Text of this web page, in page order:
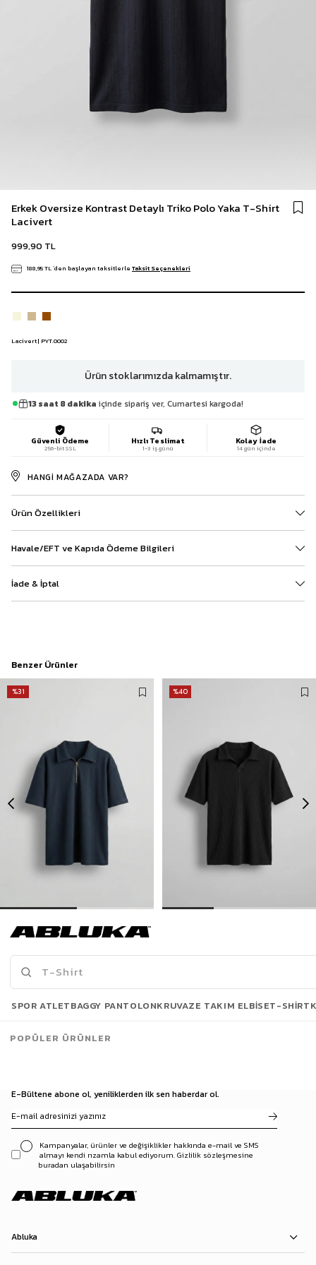
Erkek Oversize Kontrast Detaylı Triko Polo Yaka T-Shirt
Lacivert
999,90 TL
188,95 TL`den başlayan taksitlerle Taksit Seçenekleri
Lacivert | PYT.0002
Ürün stoklarımızda kalmamıştır.
13 saat 8 dakika içinde sipariş ver, Cumartesi kargoda!
Güvenli Ödeme
256-bit SSL
Hızlı Teslimat
1-3 iş günü
Kolay İade
14 gün içinde
HANGI MAĞAZADA VAR?
Ürün Özellikleri
Havale/EFT ve Kapıda Ödeme Bilgileri
İade & İptal
Benzer Ürünler
%31
449,90 TL
649,90 TL
%40
Son Bakılanlar
E-Bültene abone ol, yeniliklerden ilk sen haberdar ol.
Kampanyalar, ürünler ve değişiklikler hakkında e-mail ve SMS
almayı kendi rızamla kabul ediyorum. Gizlilik sözleşmesine
buradan ulaşabilirsin
Abluka
SPOR ATLETBAGGY PANTOLONKRUVAZE TAKIM ELBISET-SHIRT
POPÜLER ÜRÜNLER